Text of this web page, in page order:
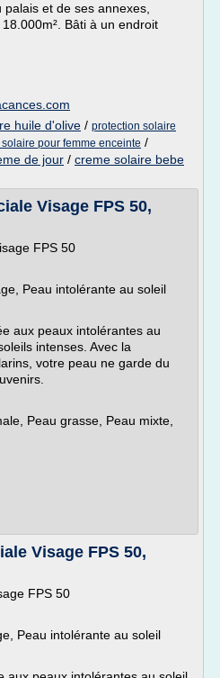
et de ses annexes,
Bâti à un endroit
huile d'olive / protection solaire
pour femme enceinte /
de jour / creme solaire bebe
Visage FPS 50,
FPS 50
Peau intolérante au soleil
aux peaux intolérantes au
intenses. Avec la
votre peau ne garde du
Peau grasse, Peau mixte,
Visage FPS 50,
FPS 50
Peau intolérante au soleil